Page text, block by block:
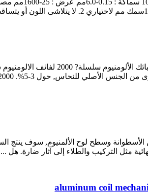
الأسطوانة وسطح لوح الألمنيوم, سوف
مثل التركيب والطلاء إلى آثار ضارة. هل ...
aluminum coil